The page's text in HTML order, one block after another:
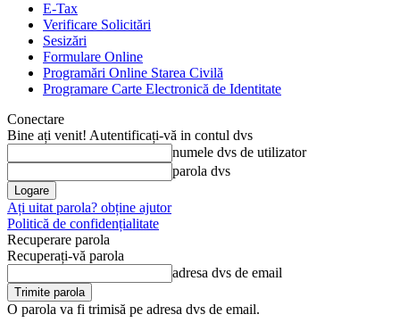
E-Tax
Verificare Solicitări
Sesizări
Formulare Online
Programări Online Starea Civilă
Programare Carte Electronică de Identitate
Conectare
Bine ați venit! Autentificați-vă in contul dvs
numele dvs de utilizator
parola dvs
Ați uitat parola? obține ajutor
Politică de confidențialitate
Recuperare parola
Recuperați-vă parola
adresa dvs de email
O parola va fi trimisă pe adresa dvs de email.